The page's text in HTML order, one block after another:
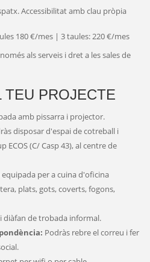
Accessibilitat amb clau pròpia
180 €/mes | 3 taules: 220 €/mes
als serveis i dret a les sales de
TEU PROJECTE
amb pissarra i projector.
disposar d'espai de cotreball i
ECOS (C/ Casp 43), al centre de
per a cuina d'oficina
plats, gots, coverts, fogons,
diàfan de trobada informal.
Podràs rebre el correu i fer